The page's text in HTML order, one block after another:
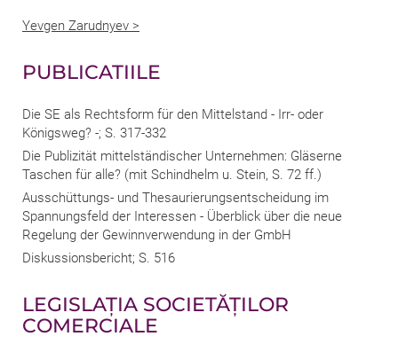
Yevgen Zarudnyev >
PUBLICATIILE
Die SE als Rechtsform für den Mittelstand - Irr- oder
Königsweg? -; S. 317-332
Die Publizität mittelständischer Unternehmen: Gläserne
Taschen für alle? (mit Schindhelm u. Stein, S. 72 ff.)
Ausschüttungs- und Thesaurierungsentscheidung im
Spannungsfeld der Interessen - Überblick über die neue
Regelung der Gewinnverwendung in der GmbH
Diskussionsbericht; S. 516
LEGISLAŢIA SOCIETĂŢILOR
COMERCIALE